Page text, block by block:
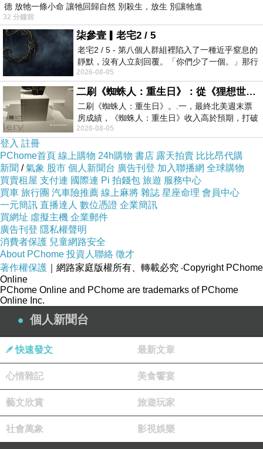
我:你要記得戴口罩喔~不要傳染給別人! 要按時吃
藥嘿!
叨唸了一下，才讓他出門去～男生都一個樣...不
肯老實吃藥。
老爺這次跟小益單飛跟小弟的朋友群團露，據說
有14帳之多耶!光想就覺得熱鬧非凡了～因為祐有
活動，我這當媽的，當然無怨無悔的在家陪女兒
啦！
(圖片取自愛露營)
德 放牠一條小命 讓牠回歸自然 別殺生，放生 別讓牠進
32 分鐘前
柒參壹▎老宅2 / 5
老宅2 / 5 - 第八個人群組裡陷入了一種近乎窒息的
靜默，沒有人立刻回覆。「你們少了一個。」那行
字像一顆冰冷的鐵釘，硬生生刺進螢
2026-08-05
二刷《蜘蛛人：重生日》：從《狸想世界》到《怪奇物語》
二刷《蜘蛛人：重生日》。.一，最終北美週末票
房成績，《蜘蛛人：重生日》收入高於預期，打破
《復仇者聯盟：終局之戰》記錄，成為
2026-08-05
登入 註冊
PChome首頁 線上購物 24h購物 書店 露天拍賣 比比昂代購
新聞 /氣象 股市 個人新聞台 廣告刊登 加入聯播網 全球購物
買賣租屋 支付連 國際連 Pi 拍錢包 旅遊 服務中心
買車 旅行團 汽車險推薦 線上麻將 雜誌 星座命理 會員中心
一元簡訊 直播達人 數位憑證 企業簡訊
買網址 虛擬主機 企業郵件
廣告刊登 隱私權聲明
消費者保護 兒童網路安全
About PChome 投資人聯絡 徵才
著作權保護 ｜網路家庭版權所有、轉載必究 ‧Copyright PChome
Online
PChome Online and PChome are trademarks of PChome
Online Inc.
個人新聞台
快速發文 最新文章
心情雜記 美食饗宴
藝文欣賞 旅遊玩家
社會萬象 影視娛樂